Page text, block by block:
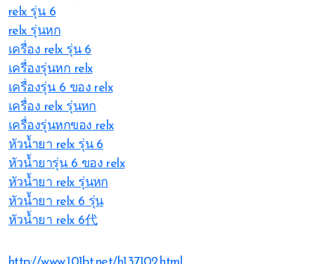
relx รุ่น 6
relx รุ่นหก
เครื่อง relx รุ่น 6
เครื่องรุ่นหก relx
เครื่องรุ่น 6 ของ relx
เครื่อง relx รุ่นหก
เครื่องรุ่นหกของ relx
หัวน้ำยา relx รุ่น 6
หัวน้ำยารุ่น 6 ของ relx
หัวน้ำยา relx รุ่นหก
หัวน้ำยา relx 6 รุ่น
หัวน้ำยา relx 6代